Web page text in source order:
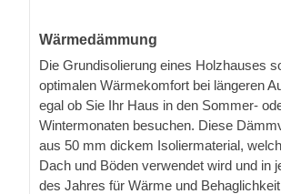
Wärmedämmung
Die Grundisolierung eines Holzhauses
optimalen Wärmekomfort bei längeren
egal ob Sie Ihr Haus in den Sommer-
Wintermonaten besuchen. Diese
aus 50 mm dickem Isoliermaterial,
Dach und Böden verwendet wird und in
des Jahres für Wärme und